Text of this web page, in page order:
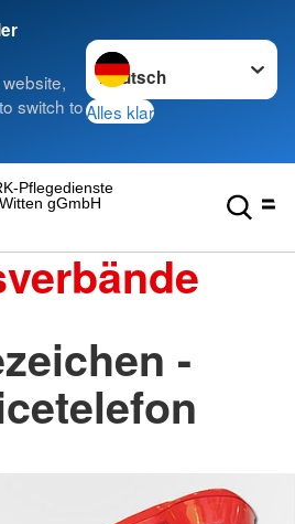
switch to
Sprache wechseln zu
Alles klar
gGmbH
Pflegedienste
-